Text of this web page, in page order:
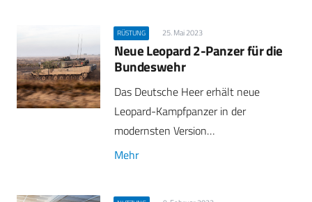
RÜSTUNG 25. Mai 2023
Neue Leopard 2-Panzer für die
Bundeswehr
Das Deutsche Heer erhält neue
Leopard-Kampfpanzer in der
modernsten Version…
Mehr